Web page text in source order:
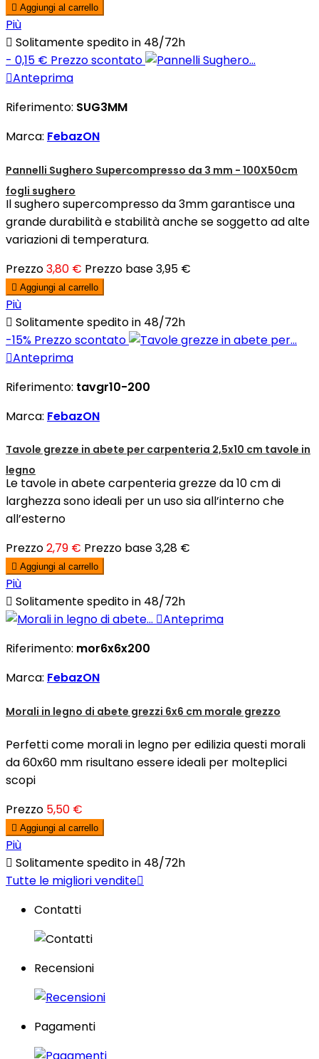
 Aggiungi al carrello
Più
 Solitamente spedito in 48/72h
- 0,15 € Prezzo scontato
Anteprima
Riferimento: SUG3MM
Marca: FebazON
Pannelli Sughero Supercompresso da 3 mm - 100X50cm
fogli sughero
Il sughero supercompresso da 3mm garantisce una
grande durabilità e stabilità anche se soggetto ad alte
variazioni di temperatura.
Prezzo3,80 € Prezzo base3,95 €
 Aggiungi al carrello
Più
 Solitamente spedito in 48/72h
-15% Prezzo scontato
Anteprima
Riferimento: tavgr10-200
Marca: FebazON
Tavole grezze in abete per carpenteria 2,5x10 cm tavole in
legno
Le tavole in abete carpenteria grezze da 10 cm di
larghezza sono ideali per un uso sia all’interno che
all’esterno
Prezzo2,79 € Prezzo base3,28 €
 Aggiungi al carrello
Più
 Solitamente spedito in 48/72h
Anteprima
Riferimento: mor6x6x200
Marca: FebazON
Morali in legno di abete grezzi 6x6 cm morale grezzo
Perfetti come morali in legno per edilizia questi morali
da 60x60 mm risultano essere ideali per molteplici
scopi
Prezzo 5,50 €
 Aggiungi al carrello
Più
 Solitamente spedito in 48/72h
Tutte le migliori vendite
Contatti
Recensioni
Pagamenti